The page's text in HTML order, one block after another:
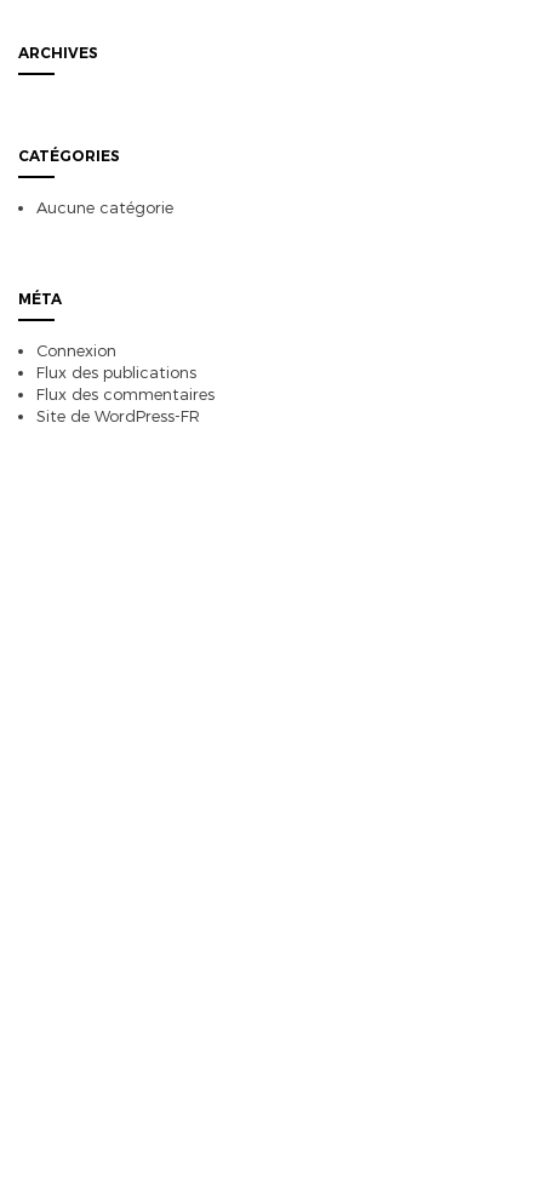
ARCHIVES
CATÉGORIES
Aucune catégorie
MÉTA
Connexion
Flux des publications
Flux des commentaires
Site de WordPress-FR